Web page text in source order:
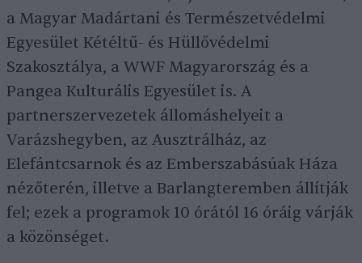
a Magyar Madártani és Természetvédelmi
Egyesület Kétéltű- és Hüllővédelmi
Szakosztálya, a WWF Magyarország és a
Pangea Kulturális Egyesület is. A
partnerszervezetek állomáshelyeit a
Varázshegyben, az Ausztrálház, az
Elefántcsarnok és az Emberszabásúak Háza
nézőterén, illetve a Barlangteremben állítják
fel; ezek a programok 10 órától 16 óráig várják
a közönséget.